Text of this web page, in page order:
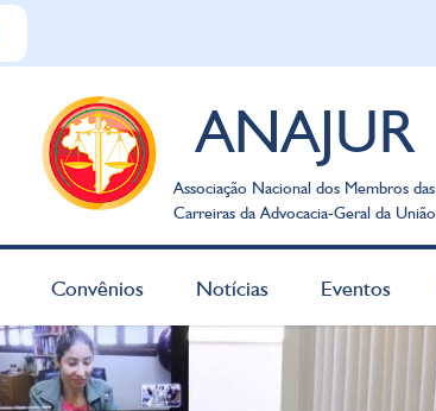
ANAJUR
Associação Nacional dos Membros das
Carreiras da Advocacia-Geral da União
Convênios Notícias Eventos